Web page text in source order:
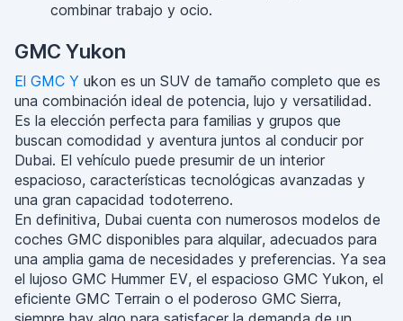
combinar trabajo y ocio.
GMC Yukon
El GMC Y ukon es un SUV de tamaño completo que es
una combinación ideal de potencia, lujo y versatilidad.
Es la elección perfecta para familias y grupos que
buscan comodidad y aventura juntos al conducir por
Dubai. El vehículo puede presumir de un interior
espacioso, características tecnológicas avanzadas y
una gran capacidad todoterreno.
En definitiva, Dubai cuenta con numerosos modelos de
coches GMC disponibles para alquilar, adecuados para
una amplia gama de necesidades y preferencias. Ya sea
el lujoso GMC Hummer EV, el espacioso GMC Yukon, el
eficiente GMC Terrain o el poderoso GMC Sierra,